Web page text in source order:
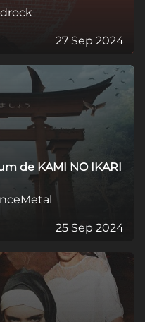
27 Sep 2024
de KAMI NO IKARI
Metal
25 Sep 2024